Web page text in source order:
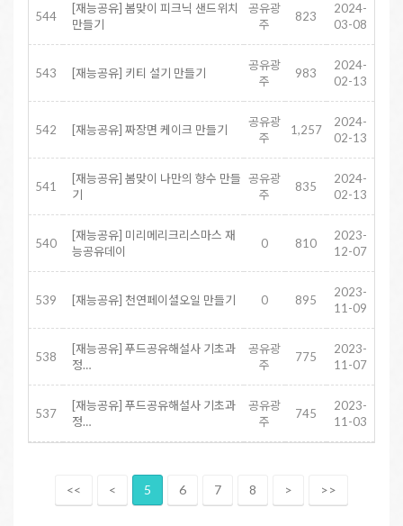
544
[재능공유] 봄맞이 피크닉 샌드위치
만들기
공유광
주
823
2024-
03-08
543 [재능공유] 키티 설기 만들기
공유광
주
983
2024-
02-13
542 [재능공유] 짜장면 케이크 만들기
공유광
주
1,257
2024-
02-13
541
[재능공유] 봄맞이 나만의 향수 만들
기
공유광
주
835
2024-
02-13
540
[재능공유] 미리메리크리스마스 재
능공유데이
0 810
2023-
12-07
539 [재능공유] 천연페이셜오일 만들기 0 895
2023-
11-09
538
[재능공유] 푸드공유해설사 기초과
정…
공유광
주
775
2023-
11-07
537
[재능공유] 푸드공유해설사 기초과
정…
공유광
주
745
2023-
11-03
<< < 5 6 7 8 > >>